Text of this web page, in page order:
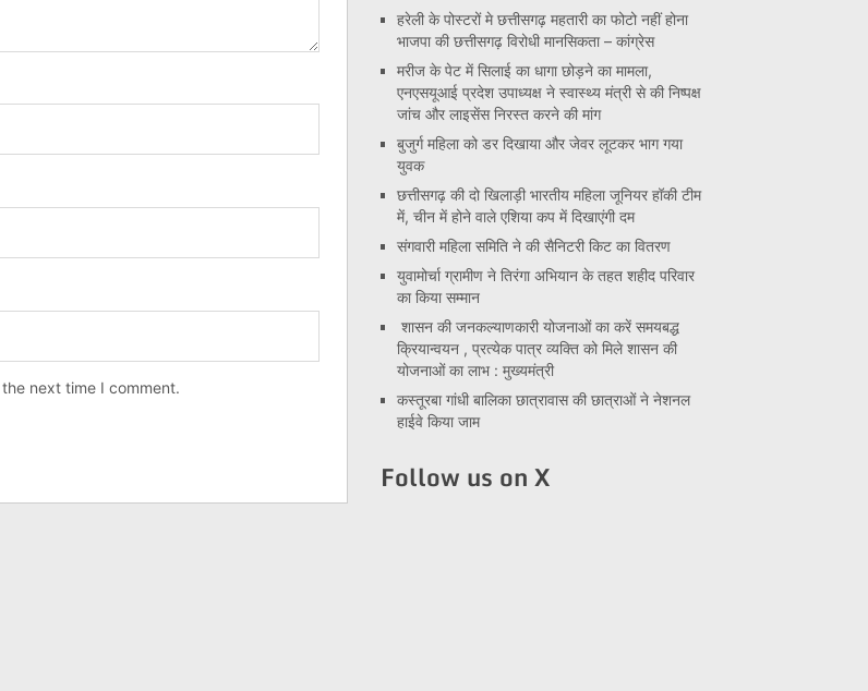
next time I comment.
हरेली के पोस्टरों मे छत्तीसगढ़ महतारी का फोटो नहीं होना
भाजपा की छत्तीसगढ़ विरोधी मानसिकता – कांग्रेस
मरीज के पेट में सिलाई का धागा छोड़ने का मामला,
एनएसयूआई प्रदेश उपाध्यक्ष ने स्वास्थ्य मंत्री से की निष्पक्ष
जांच और लाइसेंस निरस्त करने की मांग
बुजुर्ग महिला को डर दिखाया और जेवर लूटकर भाग गया
युवक
छत्तीसगढ़ की दो खिलाड़ी भारतीय महिला जूनियर हॉकी टीम
में, चीन में होने वाले एशिया कप में दिखाएंगी दम
संगवारी महिला समिति ने की सैनिटरी किट का वितरण
युवामोर्चा ग्रामीण ने तिरंगा अभियान के तहत शहीद परिवार
का किया सम्मान
शासन की जनकल्याणकारी योजनाओं का करें समयबद्ध
क्रियान्वयन , प्रत्येक पात्र व्यक्ति को मिले शासन की
योजनाओं का लाभ : मुख्यमंत्री
कस्तूरबा गांधी बालिका छात्रावास की छात्राओं ने नेशनल
हाईवे किया जाम
Follow us on X